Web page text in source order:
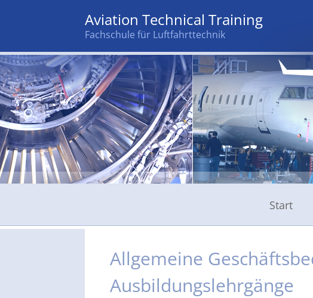
Aviation Technical Training
Fachschule für Luftfahrttechnik
Start
Allgemeine
Ausbildungslehrgänge